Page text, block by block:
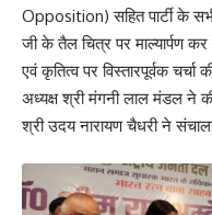
Opposition) सहित पार्टी के
जी के तैल चित्र पर माल्यार्पण
एवं कृतित्व पर विस्तारपूर्वक
अध्यक्ष श्री मंगनी लाल मंडल ने की
श्री उदय नारायण चैधरी ने